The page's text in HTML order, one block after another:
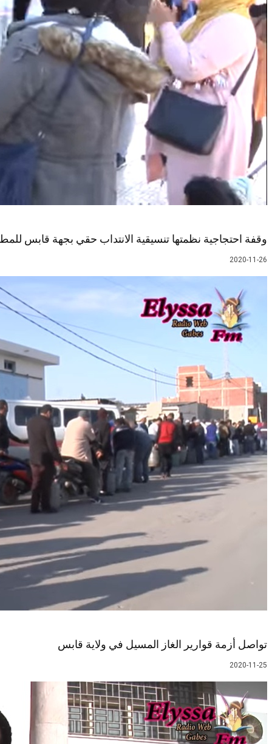
وقفة احتجاجية نظمتها تنسيقية الانتداب حقي بجهة قابس
2020-11-26
تواصل أزمة قوارير الغاز المسيل في ولاية قابس
2020-11-25